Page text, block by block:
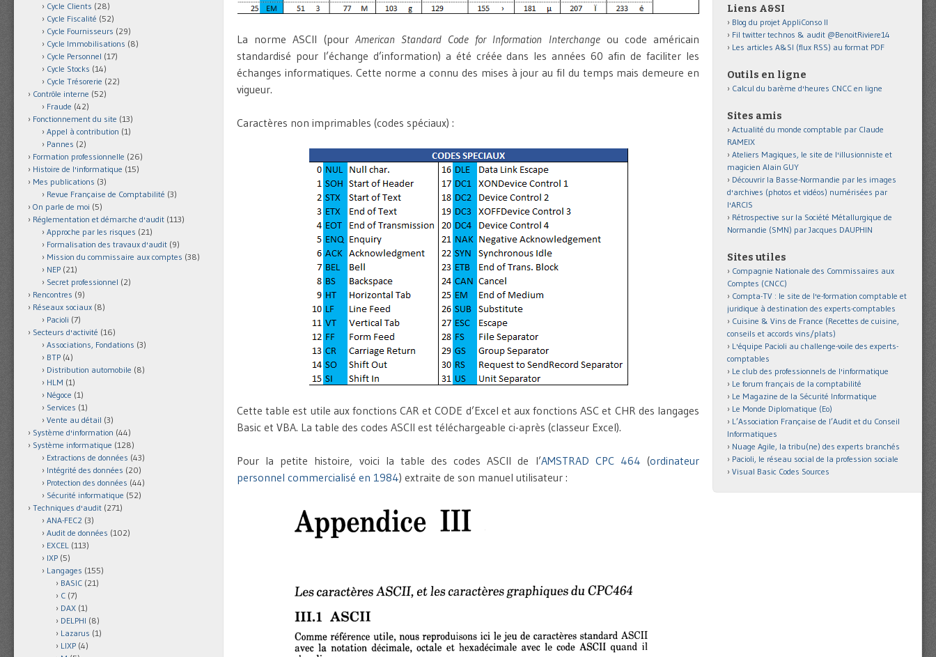
La norme ASCII (pour American Standard Code for Information Interchangeou code américain
standardisé pour l’échange d’information) a été créée dans les années 60 afin de faciliter les
échanges informatiques. Cette norme a connu des mises à jour au fil du temps mais demeure en
vigueur.
Caractères non imprimables (codes spéciaux) :
Cette table est utile aux fonctions CAR et CODE d’Excel et aux fonctions ASC et CHR des langages
Basic et VBA. La table des codes ASCII est téléchargeable ci-après (classeur Excel).
Pour la petite histoire, voici la table des codes ASCII de l’AMSTRAD CPC 464 (ordinateur
personnel commercialisé en 1984) extraite de son manuel utilisateur :
Cycle Clients (28)
Cycle Fiscalité (52)
Cycle Fournisseurs (29)
Cycle Immobilisations (8)
Cycle Personnel (17)
Cycle Stocks (14)
Cycle Trésorerie (22)
Contrôle interne (52)
Fraude (42)
Fonctionnement du site (13)
Appel à contribution (1)
Pannes (2)
Formation professionnelle (26)
Histoire de l'informatique (15)
Mes publications (3)
Revue Française de Comptabilité (3)
On parle de moi (5)
Réglementation et démarche d'audit (113)
Approche par les risques (21)
Formalisation des travaux d'audit (9)
Mission du commissaire aux comptes (38)
NEP (21)
Secret professionnel (2)
Rencontres (9)
Réseaux sociaux (8)
Pacioli (7)
Secteurs d'activité (16)
Associations, Fondations (3)
BTP (4)
Distribution automobile (8)
HLM (1)
Négoce (1)
Services (1)
Vente au détail (3)
Système d'information (44)
Système informatique (128)
Extractions de données (43)
Intégrité des données (20)
Protection des données (44)
Sécurité informatique (52)
Techniques d'audit (271)
ANA-FEC2 (3)
Audit de données (102)
EXCEL (113)
IXP (5)
Langages (155)
BASIC (21)
C (7)
DAX (1)
DELPHI (8)
Lazarus (1)
LIXP (4)
Liens A&SI
Blog du projet AppliConso II
Fil twitter technos & audit @BenoitRiviere14
Les articles A&SI (flux RSS) au format PDF
Outils en ligne
Calcul du barème d'heures CNCC en ligne
Sites amis
Actualité du monde comptable par Claude
RAMEIX
Ateliers Magiques, le site de l'illusionniste et
magicien Alain GUY
Découvrir la Basse-Normandie par les images
d'archives (photos et vidéos) numérisées par
l'ARCIS
Rétrospective sur la Société Métallurgique de
Normandie (SMN) par Jacques DAUPHIN
Sites utiles
Compagnie Nationale des Commissaires aux
Comptes (CNCC)
Compta-TV : le site de l'e-formation comptable et
juridique à destination des experts-comptables
Cuisine & Vins de France (Recettes de cuisine,
conseils et accords vins/plats)
L'équipe Pacioli au challenge-voile des experts-
comptables
Le club des professionnels de l'informatique
Le forum français de la comptabilité
Le Magazine de la Sécurité Informatique
Le Monde Diplomatique (Eo)
L’Association Française de l’Audit et du Conseil
Informatiques
Nuage Agile, la tribu(ne) des experts branchés
Pacioli, le réseau social de la profession sociale
Visual Basic Codes Sources